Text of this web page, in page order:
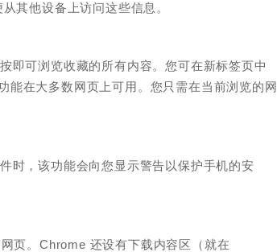
其他设备上访问这些信息。
即可浏览收藏的所有内容。您可在新标签页中
能在大多数网页上可用。您只需在当前浏览的网
时，该功能会向您显示警告以保护手机的安
页。Chrome 还设有下载内容区（就在